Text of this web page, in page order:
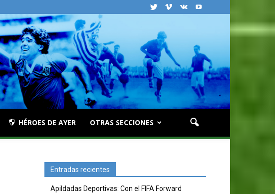
HÉROES DE AYER OTRAS SECCIONES
Entradas recientes
Apildadas Deportivas: Con el FIFA Forward